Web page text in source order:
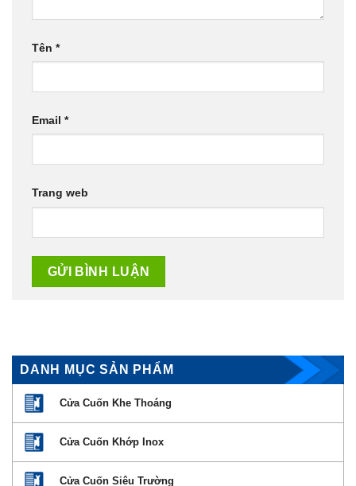
Tên *
Email *
Trang web
DANH MỤC SẢN PHẨM
Cửa Cuốn Khe Thoáng
Cửa Cuốn Khớp Inox
Cửa Cuốn Siêu Trường